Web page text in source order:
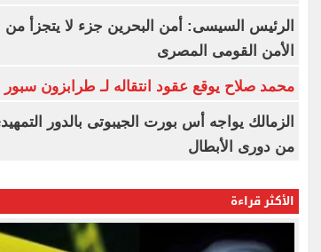
الرئيس السيسى: أمن البحرين جزء لا يتجزأ من
الأمن القومى المصرى
محمد صلاح يوقع عقود انتقاله لـ طرابزون سبور
الزمالك يواجه أس بورت الجيبوتى بالدور
من دورى الأبطال
الأكثر قراءة